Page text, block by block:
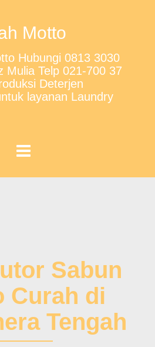
Motto
Hubungi 0813 3030
Mulia Telp 021-700 37
Deterjen
layanan Laundry
Sabun
Curah di
Tengah